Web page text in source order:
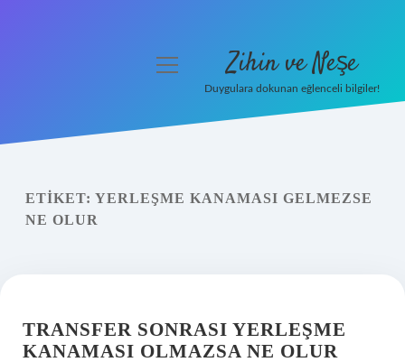
Yasal Uyarı
menüyü
Zihin ve Neşe
Duygulara dokunan eğlenceli bilgiler!
ETIKET: YERLEŞME KANAMASI GELMEZSE
NE OLUR
TRANSFER SONRASI YERLEŞME
KANAMASI OLMAZSA NE OLUR